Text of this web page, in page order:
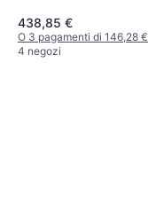
Fermezza: Medio
438,85 €
O 3 pagamenti di 146,28 €
4 negozi